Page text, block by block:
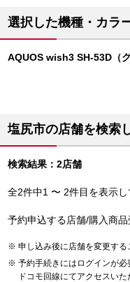
選択した機種・カラ
AQUOS wish3 SH-53D（グ
塩尻市の店舗を検索
検索結果：2店舗
全2件中1 〜 2件目を表示
予約申込する店舗/購入商品
申し込み後に店舗を変更する
予約手続きにはログインが必
ドコモ回線にてアクセスい